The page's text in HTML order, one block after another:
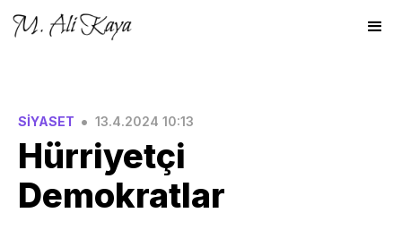
SİYASET • 13.4.2024 10:13
Hürriyetçi
Demokratlar